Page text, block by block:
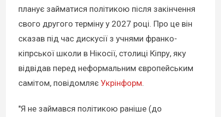
планує займатися політикою після закінчення
свого другого терміну у 2027 році. Про це він
сказав під час дискусії з учнями франко-
кіпрської школи в Нікосії, столиці Кіпру, яку
відвідав перед неформальним європейським
самітом, повідомляє Укрінформ.
"Я не займався політикою раніше (до